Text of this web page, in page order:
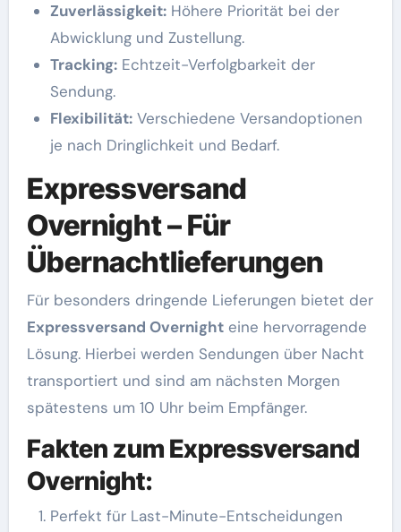
Zuverlässigkeit:Höhere Priorität bei der
Abwicklung und Zustellung.
Tracking:Echtzeit-Verfolgbarkeit der
Sendung.
Flexibilität:Verschiedene Versandoptionen
je nach Dringlichkeit und Bedarf.
Expressversand
Overnight – Für
Übernachtlieferungen
Für besonders dringende Lieferungen bietet der
Expressversand Overnighteine hervorragende
Lösung. Hierbei werden Sendungen über Nacht
transportiert und sind am nächsten Morgen
spätestens um 10 Uhr beim Empfänger.
Fakten zum Expressversand
Overnight:
Perfekt für Last-Minute-Entscheidungen